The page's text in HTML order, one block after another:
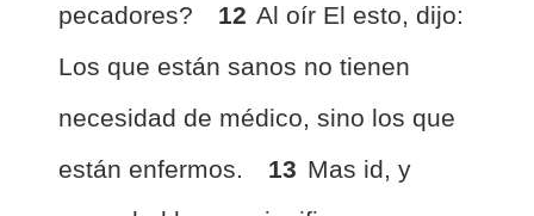
pecadores?
12 Al oír El esto, dijo:
Los que están sanos no tienen
necesidad de médico, sino los que
están enfermos.
13 Mas id, y